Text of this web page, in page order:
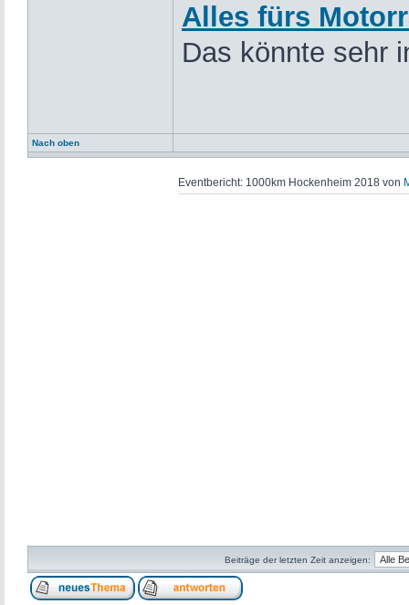
Alles fürs
Das könnte sehr
Nach oben
Eventbericht: 1000km Hockenheim 2018 von
Beiträge der letzten Zeit anzeigen: